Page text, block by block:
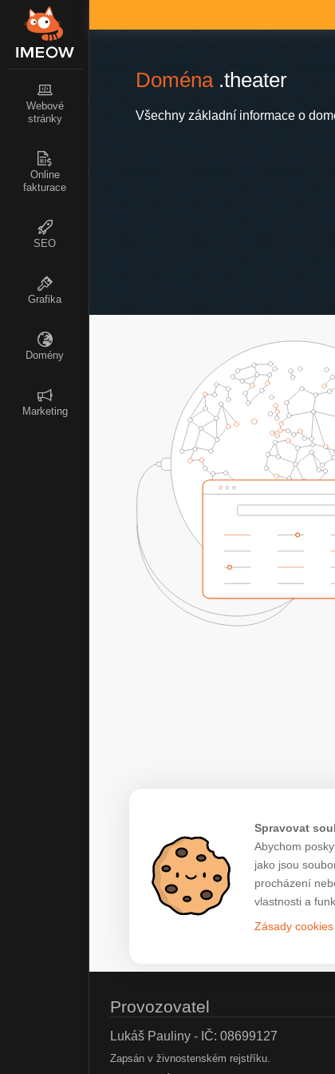
Webové
stránky
Online
fakturace
SEO
Grafika
Domény
Marketing
Doména.theater
Všechny základní informace o
Spravovat
Abychom
jako jsou
procházení
vlastnosti a
Zásady cookies
Provozovatel
Lukáš Pauliny - IČ: 08699127
Zapsán v živnostenském rejstříku.